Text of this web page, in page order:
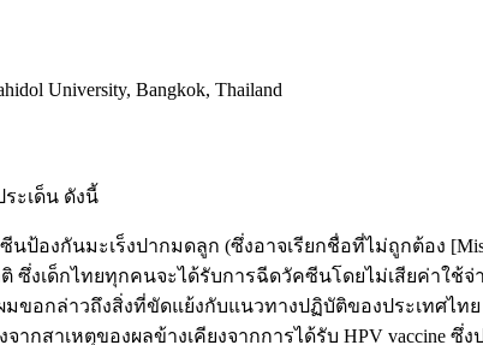
University, Bangkok, Thailand
ระเด็น ดังนี้
ป้องกันมะเร็งปากมดลูก (ซึ่งอาจเรียกชื่อที่ไม่ถูกต้อง
งเด็กไทยทุกคนจะได้รับการฉีดวัคซีนโดยไม่เสียค่าใช้
มขอกล่าวถึงสิ่งที่ขัดแย้งกับแนวทางปฏิบัติของประเทศไ
จากสาเหตุของผลข้างเคียงจากการได้รับ HPV vaccine